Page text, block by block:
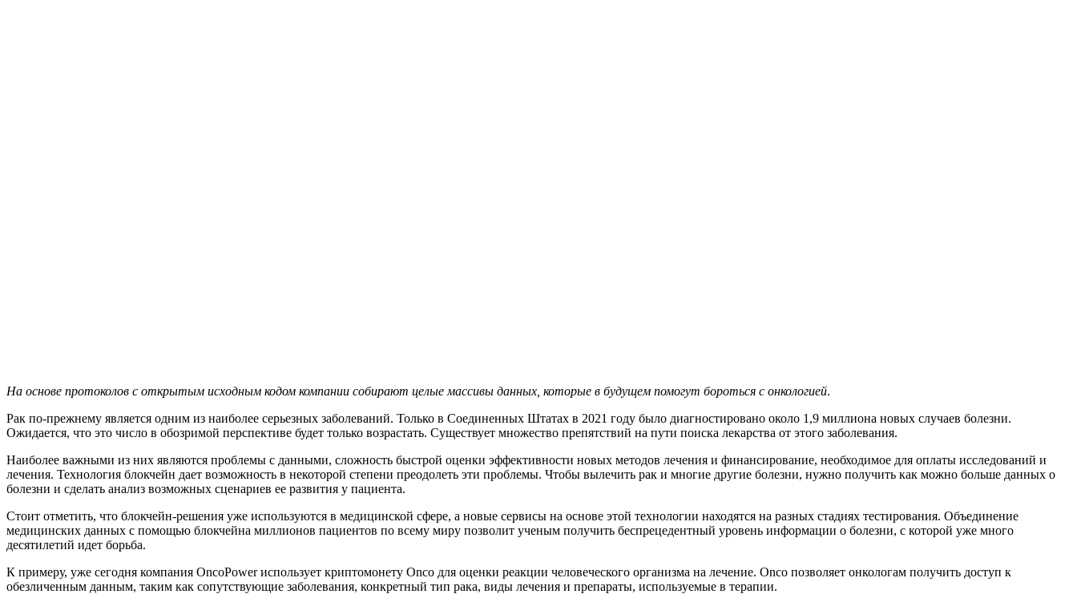
На основе протоколов с открытым исходным кодом компании собирают целые массивы данных, которые в будущем помогут бороться с онкологией.
Рак по-прежнему является одним из наиболее серьезных заболеваний. Только в Соединенных Штатах в 2021 году было диагностировано около 1,9 миллиона новых случаев болезни.
Ожидается, что это число в обозримой перспективе будет только возрастать. Существует множество препятствий на пути поиска лекарства от этого заболевания.
Наиболее важными из них являются проблемы с данными, сложность быстрой оценки эффективности новых методов лечения и финансирование, необходимое для оплаты исследований и
лечения. Технология блокчейн дает возможность в некоторой степени преодолеть эти проблемы. Чтобы вылечить рак и многие другие болезни, нужно получить как можно больше данных о
болезни и сделать анализ возможных сценариев ее развития у пациента.
Стоит отметить, что блокчейн-решения уже используются в медицинской сфере, а новые сервисы на основе этой технологии находятся на разных стадиях тестирования. Объединение
медицинских данных с помощью блокчейна миллионов пациентов по всему миру позволит ученым получить беспрецедентный уровень информации о болезни, с которой уже много
десятилетий идет борьба.
К примеру, уже сегодня компания OncoPower использует криптомонету Onco для оценки реакции человеческого организма на лечение. Onco позволяет онкологам получить доступ к
обезличенным данным, таким как сопутствующие заболевания, конкретный тип рака, виды лечения и препараты, используемые в терапии.